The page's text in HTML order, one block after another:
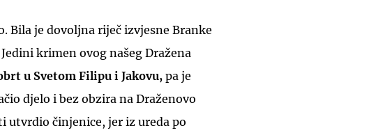
Bila je dovoljna riječ izvjesne Branke
krimen ovog našeg Dražena
u Svetom Filipu i Jakovu,pa je
djelo i bez obzira na Draženovo
utvrdio činjenice, jer iz ureda po